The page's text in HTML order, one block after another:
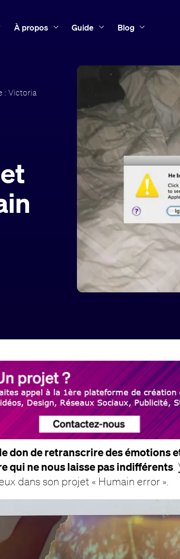
À propos Guide Blog
: Victoria
don de retranscrire des émotions
qui ne nous laisse pas indifférents .
dans son projet « Humain error ».